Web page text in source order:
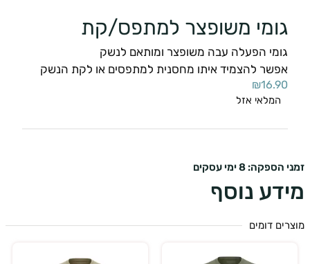
גומי משופצר למתפס/קת
גומי הפעלה עבה משופצר ומותאם לנשק
אפשר להצמיד איתו מחסנית למתפסים או לקת הנשק
₪16.90
המלאי אזל
8 ימי עסקים
נוסף
דומים